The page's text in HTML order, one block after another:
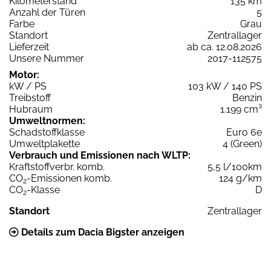
Anzahl der Türen
5
Farbe
Grau
Standort
Zentrallager
Lieferzeit
ab ca. 12.08.2026
Unsere Nummer
2017-112575
Motor:
kW / PS
103 kW / 140 PS
Treibstoff
Benzin
Hubraum
1.199 cm³
Umweltnormen:
Schadstoffklasse
Euro 6e
Umweltplakette
4 (Green)
Verbrauch und Emissionen nach WLTP:
Kraftstoffverbr. komb.
5,5 l/100km
CO2-Emissionen komb.
124 g/km
CO2-Klasse
D
Standort
Zentrallager
Details zum Dacia Bigster anzeigen